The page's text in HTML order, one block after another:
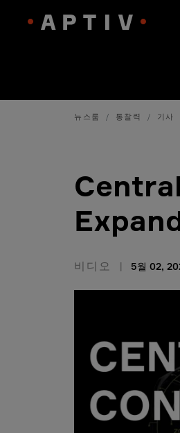
뉴스룸 통찰력 기사
비디오 5월 02,